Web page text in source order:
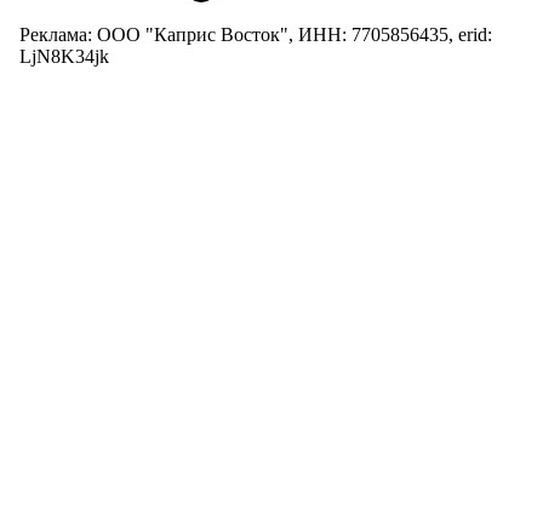
Реклама: ООО "Каприс Восток", ИНН: 7705856435, erid:
LjN8K34jk